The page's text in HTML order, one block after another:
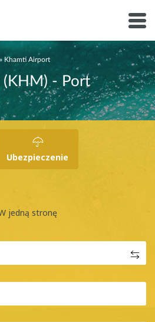
» Khamti Airport
- Port
Ubezpieczenie
jedną stronę